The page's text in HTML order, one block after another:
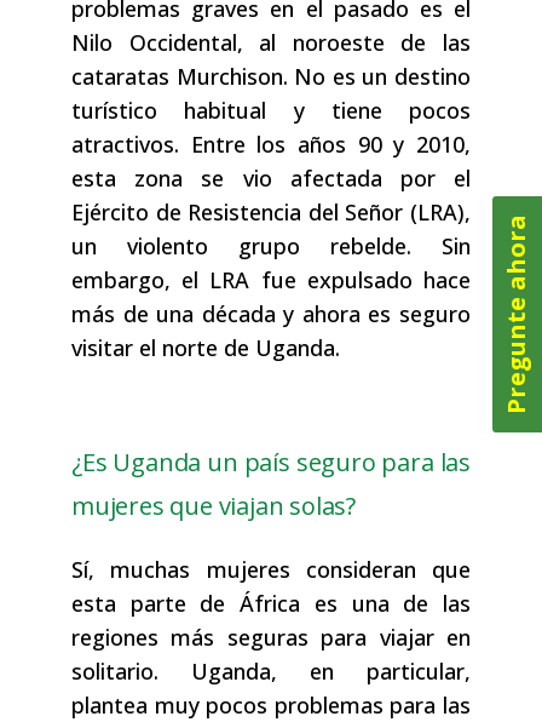
problemas graves en el pasado es el
Nilo Occidental, al noroeste de las
cataratas Murchison. No es un destino
turístico habitual y tiene pocos
atractivos. Entre los años 90 y 2010,
esta zona se vio afectada por el
Ejército de Resistencia del Señor (LRA),
un violento grupo rebelde. Sin
embargo, el LRA fue expulsado hace
más de una década y ahora es seguro
visitar el norte de Uganda.
¿Es Uganda un país seguro para las
mujeres que viajan solas?
Sí, muchas mujeres consideran que
esta parte de África es una de las
regiones más seguras para viajar en
solitario. Uganda, en particular,
plantea muy pocos problemas para las
Pregunte ahora